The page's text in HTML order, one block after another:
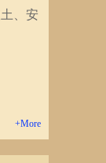
、安
+More